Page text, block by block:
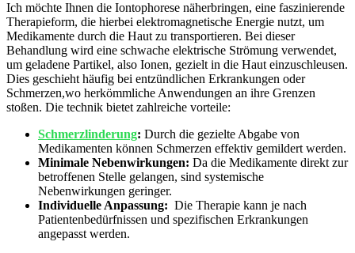
Ich möchte Ihnen die Iontophorese näherbringen, eine faszinierende
Therapieform, die ⁢hierbei elektromagnetische Energie nutzt,‌ um
Medikamente durch ⁢die‌ Haut ⁢zu transportieren. Bei dieser
‍Behandlung wird⁢ eine schwache elektrische ​Strömung verwendet,
um ‍geladene‍ Partikel, also‌ Ionen, gezielt in die Haut ⁤einzuschleusen.
Dies geschieht häufig bei entzündlichen​ Erkrankungen oder
Schmerzen,wo herkömmliche Anwendungen an⁢ ihre Grenzen
stoßen.⁣ Die technik bietet zahlreiche vorteile:
Schmerzlinderung: Durch⁤ die gezielte‍ Abgabe​ von
Medikamenten können ‌Schmerzen effektiv gemildert werden.
Minimale ⁢Nebenwirkungen: ‍Da die⁢ Medikamente direkt zur
betroffenen Stelle ⁣gelangen, sind systemische
Nebenwirkungen geringer.
Individuelle Anpassung: ‌ Die Therapie kann⁢ je nach
Patientenbedürfnissen und spezifischen Erkrankungen
angepasst werden.